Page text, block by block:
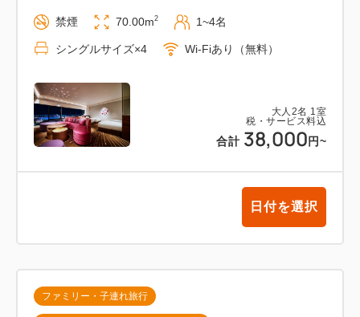
レストランでもご利用いただけます。
■ホテル公式WEBサイト予約特典
ご宿泊のお客様に（添い寝を除く）ユニバーサル・ス
タジオ・ジャパンとホテルがコラボしたオリジナルグ
ッズをプレゼント！
※1滞在につきお一人さま1個
※現地支払いの場合は、チェックイン時に宿泊代金の
※有料人数1名につき添寝のお子さまは1名までとな
大人 2名 1室
税・サービス料込
合計 38,000 円~
禁煙 70.00m2 1~4名
シングルサイズ×4 Wi-Fiあり（無料）
日付を選択
ファミリー・子連れ旅行